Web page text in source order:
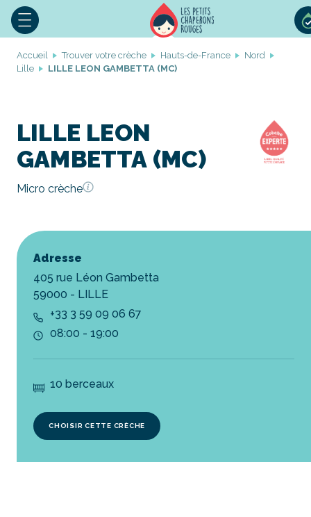
Accueil Trouver votre crèche Hauts-de-France
Nord
Lille
LILLE LEON GAMBETTA (MC)
LILLE LEON
GAMBETTA (MC)
Micro crèche
Adresse
405 rue Léon Gambetta
59000 - LILLE
+33 3 59 09 06 67
08:00 - 19:00
10 berceaux
CHOISIR CETTE CRÈCHE